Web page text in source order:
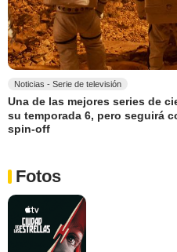
Noticias - Serie de televisión
Una de las mejores series de
su temporada 6, pero seguirá
spin-off
Fotos